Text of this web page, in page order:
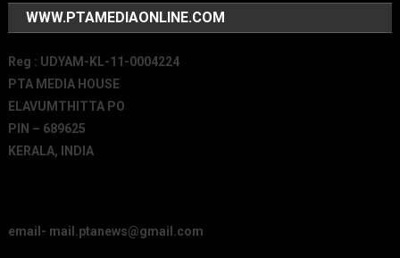
WWW.PTAMEDIAONLINE.COM
Reg : UDYAM-KL-11-0004224
PTA MEDIA HOUSE
ELAVUMTHITTA PO
PIN – 689625
KERALA, INDIA
email- mail.ptanews@gmail.com